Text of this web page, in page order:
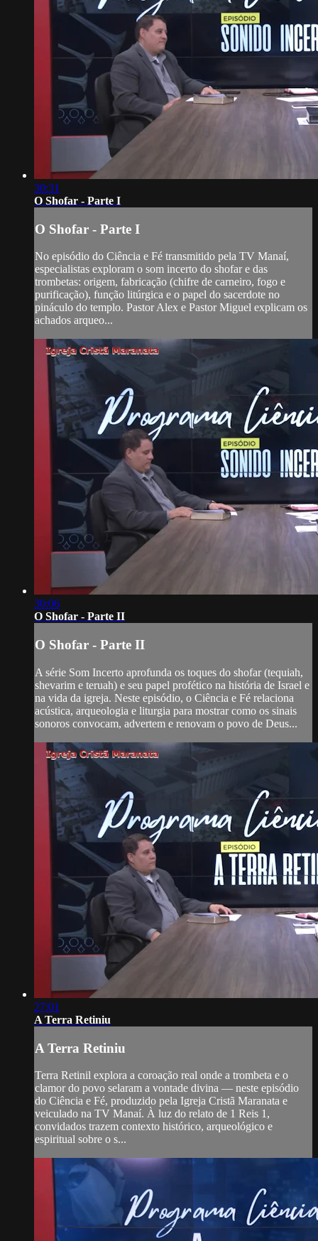
30:31
O Shofar - Parte I
O Shofar - Parte I
No episódio do Ciência e Fé transmitido pela TV Manaí,
especialistas exploram o som incerto do shofar e das
trombetas: origem, fabricação (chifre de carneiro, fogo e
purificação), função litúrgica e o papel do sacerdote no
pináculo do templo. Pastor Alex e Pastor Miguel explicam os
achados arqueo...
30:06
O Shofar - Parte II
O Shofar - Parte II
A série Som Incerto aprofunda os toques do shofar (tequiah,
shevarim e teruah) e seu papel profético na história de Israel e
na vida da igreja. Neste episódio, o Ciência e Fé relaciona
acústica, arqueologia e liturgia para mostrar como os sinais
sonoros convocam, advertem e renovam o povo de Deus...
27:01
A Terra Retiniu
A Terra Retiniu
Terra Retinil explora a coroação real onde a trombeta e o
clamor do povo selaram a vontade divina — neste episódio
do Ciência e Fé, produzido pela Igreja Cristã Maranata e
veiculado na TV Manaí. À luz do relato de 1 Reis 1,
convidados trazem contexto histórico, arqueológico e
espiritual sobre o s...